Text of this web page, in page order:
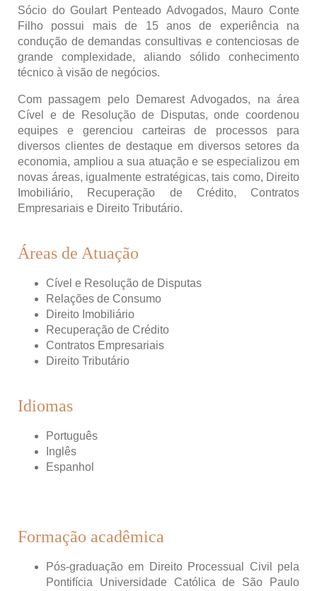
Sócio do Goulart Penteado Advogados, Mauro Conte
Filho possui mais de 15 anos de experiência na
condução de demandas consultivas e contenciosas de
grande complexidade, aliando sólido conhecimento
técnico à visão de negócios.
Com passagem pelo Demarest Advogados, na área
Cível e de Resolução de Disputas, onde coordenou
equipes e gerenciou carteiras de processos para
diversos clientes de destaque em diversos setores da
economia, ampliou a sua atuação e se especializou em
novas áreas, igualmente estratégicas, tais como, Direito
Imobiliário, Recuperação de Crédito, Contratos
Empresariais e Direito Tributário.
Áreas de Atuação
Cível e Resolução de Disputas
Relações de Consumo
Direito Imobiliário
Recuperação de Crédito
Contratos Empresariais
Direito Tributário
Idiomas
Português
Inglês
Espanhol
Formação acadêmica
Pós-graduação em Direito Processual Civil pela
Pontifícia Universidade Católica de São Paulo